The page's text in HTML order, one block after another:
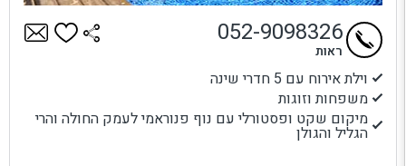
וילת אירוח עם 5 חדרי שינה
משפחות וזוגות
מיקום שקט ופסטורלי עם נוף פנוראמי לעמק החולה והרי
הגליל והגולן
052-9098326
ראות